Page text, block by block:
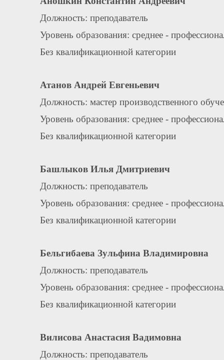
Должность: преподаватель
Уровень образования: среднее -
Без квалификационной категории
Атанов Андрей Евгеньевич
Должность: мастер производственного
Уровень образования: среднее -
Без квалификационной категории
Башлыков Илья Дмитриевич
Должность: преподаватель
Уровень образования: среднее -
Без квалификационной категории
Бельгибаева Зульфина Владимировна
Должность: преподаватель
Уровень образования: среднее -
Без квалификационной категории
Вилисова Анастасия Вадимовна
Должность: преподаватель